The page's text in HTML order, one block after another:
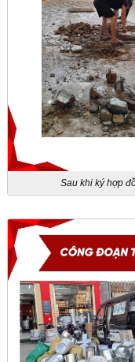
Sau khi ký hợp